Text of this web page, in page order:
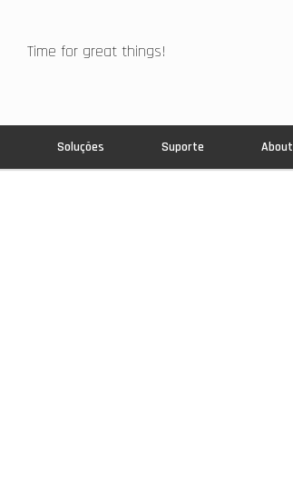
Time for great things!
Soluções Suporte About